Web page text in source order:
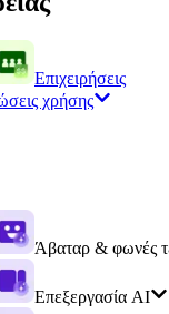
Επιχειρήσεις
χρήσης
Άβαταρ & φωνές
Επεξεργασία AI